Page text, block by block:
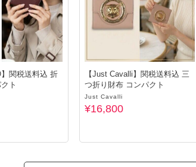
】関税送料込 折
ト
【Just Cavalli】関税送料込 三
つ折り財布 コンパクト
Just Cavalli
¥16,800